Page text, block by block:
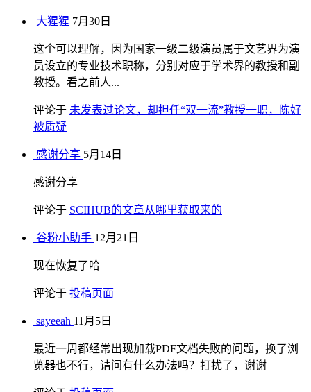
大猩猩 7月30日
这个可以理解，因为国家一级二级演员属于文艺界为演
员设立的专业技术职称，分别对应于学术界的教授和副
教授。看之前人...
评论于 未发表过论文，却担任“双一流”教授一职，陈好
被质疑
感谢分享 5月14日
感谢分享
评论于 SCIHUB的文章从哪里获取来的
谷粉小助手 12月21日
现在恢复了哈
评论于 投稿页面
sayeeah 11月5日
最近一周都经常出现加载PDF文档失败的问题，换了浏
览器也不行，请问有什么办法吗？打扰了，谢谢